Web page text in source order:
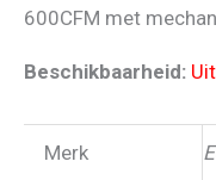
600CFM met
Beschikbaarheid:
Merk